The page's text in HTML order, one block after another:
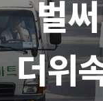
벌
더위